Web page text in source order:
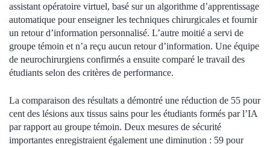
assistant opératoire virtuel, basé sur un algorithme d’apprentissage
automatique pour enseigner les techniques chirurgicales et fournir
un retour d’information personnalisé. L’autre moitié a servi de
groupe témoin et n’a reçu aucun retour d’information. Une équipe
de neurochirurgiens confirmés a ensuite comparé le travail des
étudiants selon des critères de performance.
La comparaison des résultats a démontré une réduction de 55 pour
cent des lésions aux tissus sains pour les étudiants formés par l’IA
par rapport au groupe témoin. Deux mesures de sécurité
importantes enregistraient également une diminution : 59 pour